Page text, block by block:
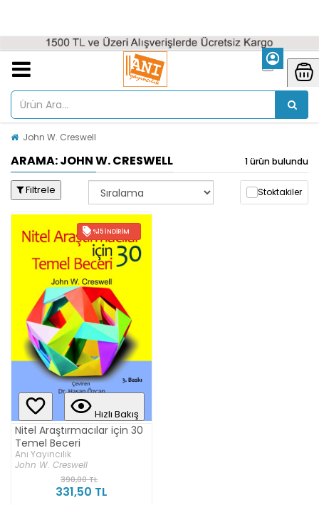
John W. Creswell
ARAMA: JOHN W. CRESWELL 1 ürün bulundu
Filtrele Stoktakiler
%15 İNDIRIM
Hızlı Bakış
Nitel Araştırmacılar için 30
Temel Beceri
Anı Yayıncılık
John W. Creswell
390,00 TL
331,50 TL